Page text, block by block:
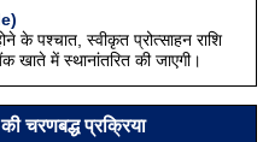
के पश्चात, स्वीकृत प्रोत्साहन राशि
खाते में स्थानांतरित की जाएगी।
चरणबद्ध प्रक्रिया